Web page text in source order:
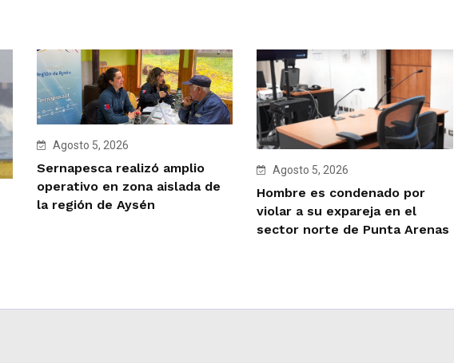
Agosto 5, 2026
Sernapesca realizó amplio
operativo en zona aislada de
la región de Aysén
Agosto 5, 2026
Hombre es condenado por
violar a su expareja en el
sector norte de Punta Arenas